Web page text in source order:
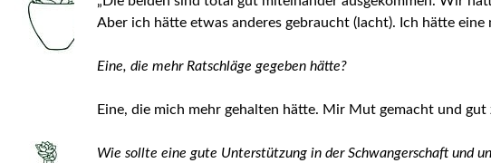
Aber ich hätte etwas anderes gebraucht (lacht). Ich hätte eine
Eine, die mehr Ratschläge gegeben hätte?
Eine, die mich mehr gehalten hätte. Mir Mut gemacht und gut
Wie sollte eine gute Unterstützung in der Schwangerschaft und